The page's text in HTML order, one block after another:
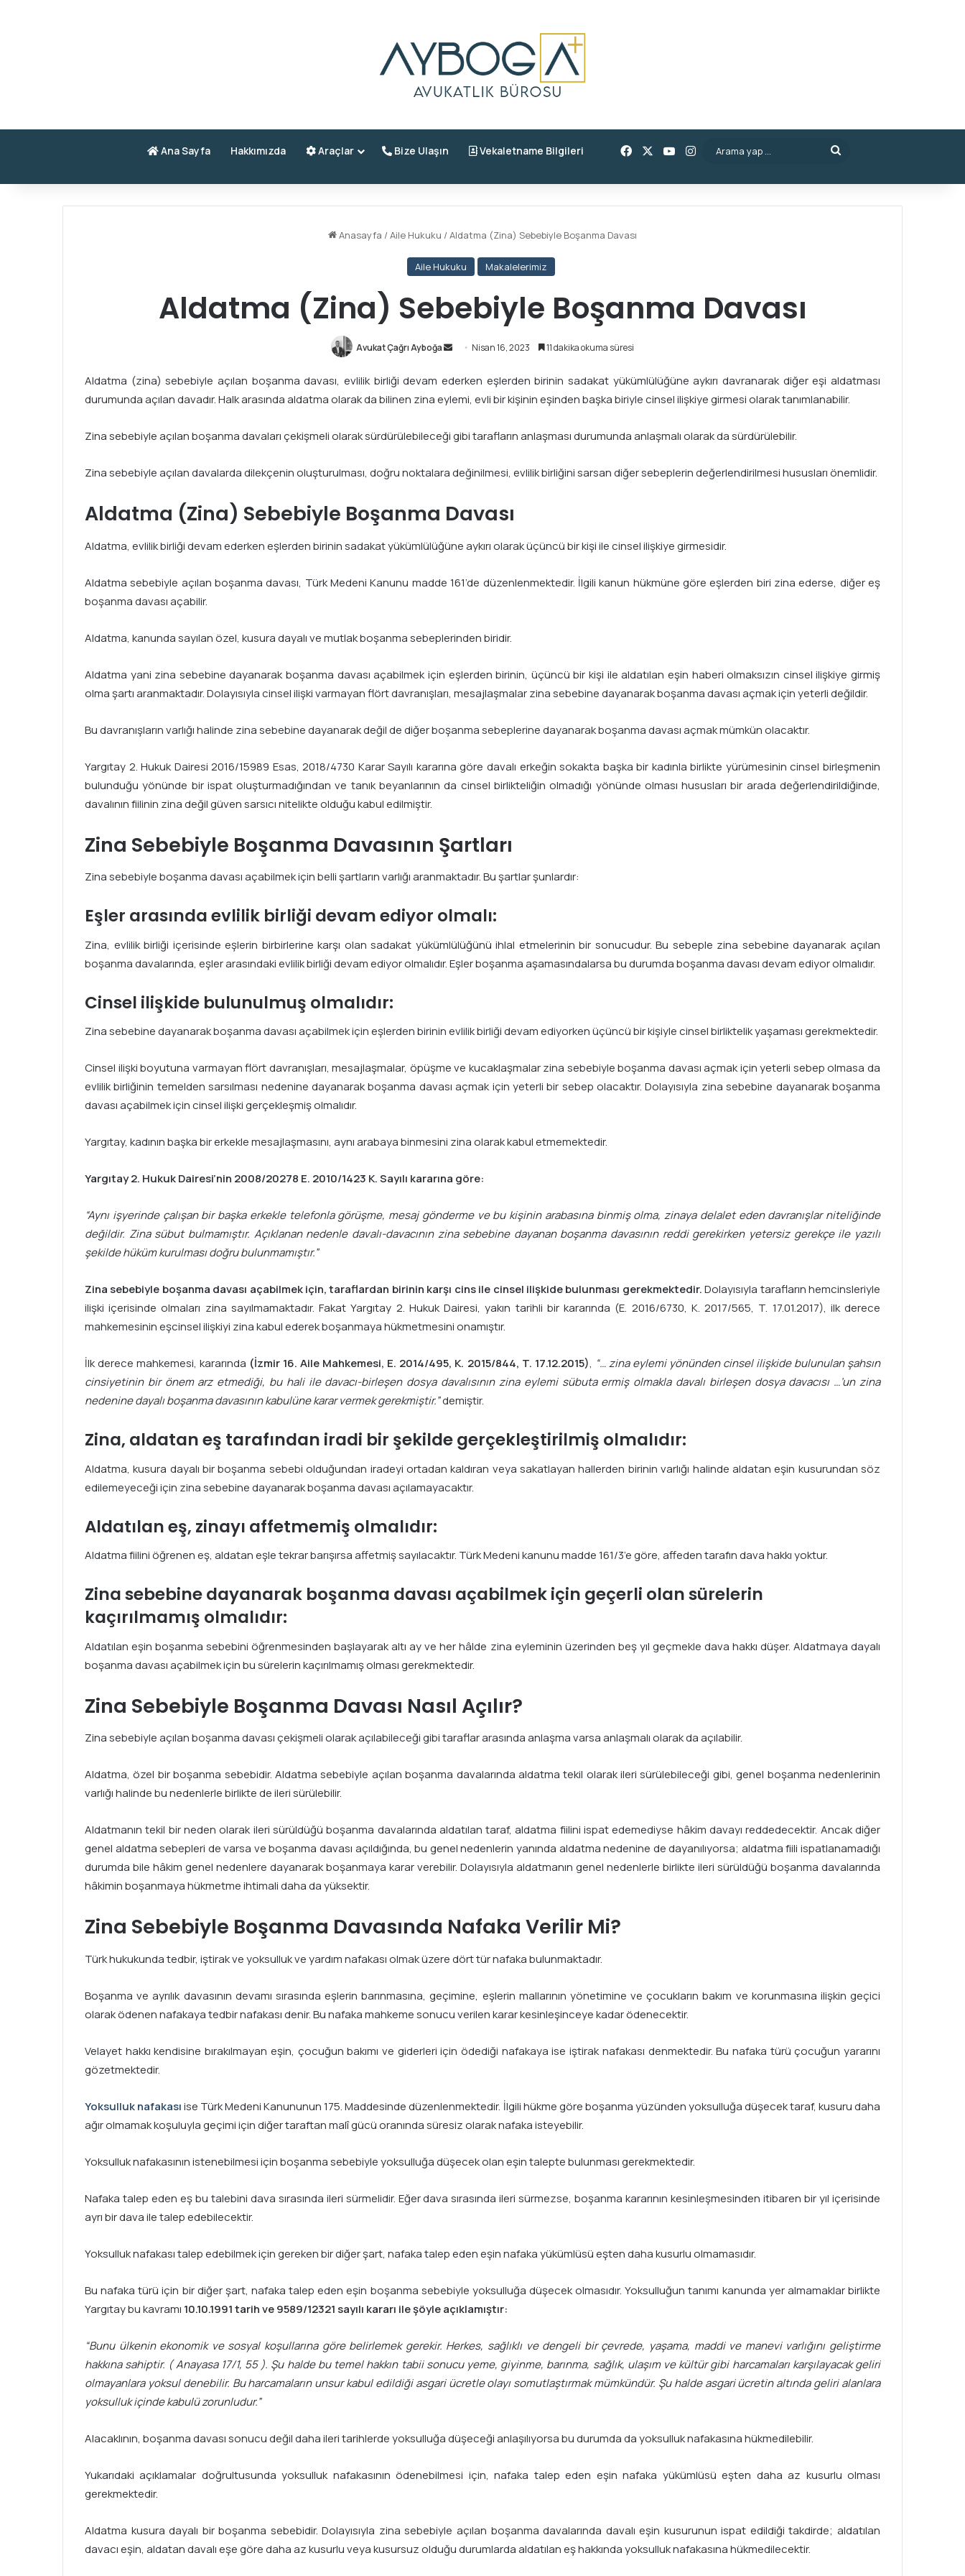
Ana Sayfa Hakkımızda Araçlar Bize Ulaşın Vekaletname Bilgileri FacebookYouTube
Instagram
Arama
...
Anasayfa / Aile Hukuku / Aldatma (Zina) Sebebiyle Boşanma Davası
Aile Hukuku Makalelerimiz
Aldatma (Zina) Sebebiyle Boşanma Davası
Avukat Çağrı Ayboğa
r
e
p
s
g
e
e
Nisan 16, 2023 11 dakika okuma süresi
Aldatma (zina) sebebiyle açılan boşanma davası, evlilik birliği devam ederken eşlerden birinin sadakat yükümlülüğüne aykırı davranarak diğer eşi aldatması
durumunda açılan davadır. Halk arasında aldatma olarak da bilinen zina eylemi, evli bir kişinin eşinden başka biriyle cinsel ilişkiye girmesi olarak tanımlanabilir.
Zina sebebiyle açılan boşanma davaları çekişmeli olarak sürdürülebileceği gibi tarafların anlaşması durumunda anlaşmalı olarak da sürdürülebilir.
Zina sebebiyle açılan davalarda dilekçenin oluşturulması, doğru noktalara değinilmesi, evlilik birliğini sarsan diğer sebeplerin değerlendirilmesi hususları önemlidir.
Aldatma (Zina) Sebebiyle Boşanma Davası
Aldatma, evlilik birliği devam ederken eşlerden birinin sadakat yükümlülüğüne aykırı olarak üçüncü bir kişi ile cinsel ilişkiye girmesidir.
Aldatma sebebiyle açılan boşanma davası, Türk Medeni Kanunu madde 161’de düzenlenmektedir. İlgili kanun hükmüne göre eşlerden biri zina ederse, diğer eş
boşanma davası açabilir.
Aldatma, kanunda sayılan özel, kusura dayalı ve mutlak boşanma sebeplerinden biridir.
Aldatma yani zina sebebine dayanarak boşanma davası açabilmek için eşlerden birinin, üçüncü bir kişi ile aldatılan eşin haberi olmaksızın cinsel ilişkiye girmiş
olma şartı aranmaktadır. Dolayısıyla cinsel ilişki varmayan flört davranışları, mesajlaşmalar zina sebebine dayanarak boşanma davası açmak için yeterli değildir.
Bu davranışların varlığı halinde zina sebebine dayanarak değil de diğer boşanma sebeplerine dayanarak boşanma davası açmak mümkün olacaktır.
Yargıtay 2. Hukuk Dairesi 2016/15989 Esas, 2018/4730 Karar Sayılı kararına göre davalı erkeğin sokakta başka bir kadınla birlikte yürümesinin cinsel birleşmenin
bulunduğu yönünde bir ispat oluşturmadığından ve tanık beyanlarının da cinsel birlikteliğin olmadığı yönünde olması hususları bir arada değerlendirildiğinde,
davalının fiilinin zina değil güven sarsıcı nitelikte olduğu kabul edilmiştir.
Zina Sebebiyle Boşanma Davasının Şartları
Zina sebebiyle boşanma davası açabilmek için belli şartların varlığı aranmaktadır. Bu şartlar şunlardır:
Eşler arasında evlilik birliği devam ediyor olmalı:
Zina, evlilik birliği içerisinde eşlerin birbirlerine karşı olan sadakat yükümlülüğünü ihlal etmelerinin bir sonucudur. Bu sebeple zina sebebine dayanarak açılan
boşanma davalarında, eşler arasındaki evlilik birliği devam ediyor olmalıdır. Eşler boşanma aşamasındalarsa bu durumda boşanma davası devam ediyor olmalıdır.
Cinsel ilişkide bulunulmuş olmalıdır:
Zina sebebine dayanarak boşanma davası açabilmek için eşlerden birinin evlilik birliği devam ediyorken üçüncü bir kişiyle cinsel birliktelik yaşaması gerekmektedir.
Cinsel ilişki boyutuna varmayan flört davranışları, mesajlaşmalar, öpüşme ve kucaklaşmalar zina sebebiyle boşanma davası açmak için yeterli sebep olmasa da
evlilik birliğinin temelden sarsılması nedenine dayanarak boşanma davası açmak için yeterli bir sebep olacaktır. Dolayısıyla zina sebebine dayanarak boşanma
davası açabilmek için cinsel ilişki gerçekleşmiş olmalıdır.
Yargıtay, kadının başka bir erkekle mesajlaşmasını, aynı arabaya binmesini zina olarak kabul etmemektedir.
Yargıtay 2. Hukuk Dairesi’nin 2008/20278 E. 2010/1423 K. Sayılı kararına göre:
“Aynı işyerinde çalışan bir başka erkekle telefonla görüşme, mesaj gönderme ve bu kişinin arabasına binmiş olma, zinaya delalet eden davranışlar niteliğinde
değildir. Zina sübut bulmamıştır. Açıklanan nedenle davalı-davacının zina sebebine dayanan boşanma davasının reddi gerekirken yetersiz gerekçe ile yazılı
şekilde hüküm kurulması doğru bulunmamıştır.”
Zina sebebiyle boşanma davası açabilmek için, taraflardan birinin karşı cins ile cinsel ilişkide bulunması gerekmektedir.Dolayısıyla tarafların hemcinsleriyle
ilişki içerisinde olmaları zina sayılmamaktadır. Fakat Yargıtay 2. Hukuk Dairesi, yakın tarihli bir kararında (E. 2016/6730, K. 2017/565, T. 17.01.2017), ilk derece
mahkemesinin eşcinsel ilişkiyi zina kabul ederek boşanmaya hükmetmesini onamıştır.
İlk derece mahkemesi, kararında (İzmir 16. Aile Mahkemesi, E. 2014/495, K. 2015/844, T. 17.12.2015), “… zina eylemi yönünden cinsel ilişkide bulunulan şahsın
cinsiyetinin bir önem arz etmediği, bu hali ile davacı-birleşen dosya davalısının zina eylemi sübuta ermiş olmakla davalı birleşen dosya davacısı …’un zina
nedenine dayalı boşanma davasının kabulüne karar vermek gerekmiştir.”demiştir.
Zina, aldatan eş tarafından iradi bir şekilde gerçekleştirilmiş olmalıdır:
Aldatma, kusura dayalı bir boşanma sebebi olduğundan iradeyi ortadan kaldıran veya sakatlayan hallerden birinin varlığı halinde aldatan eşin kusurundan söz
edilemeyeceği için zina sebebine dayanarak boşanma davası açılamayacaktır.
Aldatılan eş, zinayı affetmemiş olmalıdır:
Aldatma fiilini öğrenen eş, aldatan eşle tekrar barışırsa affetmiş sayılacaktır. Türk Medeni kanunu madde 161/3’e göre, affeden tarafın dava hakkı yoktur.
Zina sebebine dayanarak boşanma davası açabilmek için geçerli olan sürelerin
kaçırılmamış olmalıdır:
Aldatılan eşin boşanma sebebini öğrenmesinden başlayarak altı ay ve her hâlde zina eyleminin üzerinden beş yıl geçmekle dava hakkı düşer. Aldatmaya dayalı
boşanma davası açabilmek için bu sürelerin kaçırılmamış olması gerekmektedir.
Zina Sebebiyle Boşanma Davası Nasıl Açılır?
Zina sebebiyle açılan boşanma davası çekişmeli olarak açılabileceği gibi taraflar arasında anlaşma varsa anlaşmalı olarak da açılabilir.
Aldatma, özel bir boşanma sebebidir. Aldatma sebebiyle açılan boşanma davalarında aldatma tekil olarak ileri sürülebileceği gibi, genel boşanma nedenlerinin
varlığı halinde bu nedenlerle birlikte de ileri sürülebilir.
Aldatmanın tekil bir neden olarak ileri sürüldüğü boşanma davalarında aldatılan taraf, aldatma fiilini ispat edemediyse hâkim davayı reddedecektir. Ancak diğer
genel aldatma sebepleri de varsa ve boşanma davası açıldığında, bu genel nedenlerin yanında aldatma nedenine de dayanılıyorsa; aldatma fiili ispatlanamadığı
durumda bile hâkim genel nedenlere dayanarak boşanmaya karar verebilir. Dolayısıyla aldatmanın genel nedenlerle birlikte ileri sürüldüğü boşanma davalarında
hâkimin boşanmaya hükmetme ihtimali daha da yüksektir.
Zina Sebebiyle Boşanma Davasında Nafaka Verilir Mi?
Türk hukukunda tedbir, iştirak ve yoksulluk ve yardım nafakası olmak üzere dört tür nafaka bulunmaktadır.
Boşanma ve ayrılık davasının devamı sırasında eşlerin barınmasına, geçimine, eşlerin mallarının yönetimine ve çocukların bakım ve korunmasına ilişkin geçici
olarak ödenen nafakaya tedbir nafakası denir. Bu nafaka mahkeme sonucu verilen karar kesinleşinceye kadar ödenecektir.
Velayet hakkı kendisine bırakılmayan eşin, çocuğun bakımı ve giderleri için ödediği nafakaya ise iştirak nafakası denmektedir. Bu nafaka türü çocuğun yararını
gözetmektedir.
Yoksulluk nafakasıise Türk Medeni Kanununun 175. Maddesinde düzenlenmektedir. İlgili hükme göre boşanma yüzünden yoksulluğa düşecek taraf, kusuru daha
ağır olmamak koşuluyla geçimi için diğer taraftan malî gücü oranında süresiz olarak nafaka isteyebilir.
Yoksulluk nafakasının istenebilmesi için boşanma sebebiyle yoksulluğa düşecek olan eşin talepte bulunması gerekmektedir.
Nafaka talep eden eş bu talebini dava sırasında ileri sürmelidir. Eğer dava sırasında ileri sürmezse, boşanma kararının kesinleşmesinden itibaren bir yıl içerisinde
ayrı bir dava ile talep edebilecektir.
Yoksulluk nafakası talep edebilmek için gereken bir diğer şart, nafaka talep eden eşin nafaka yükümlüsü eşten daha kusurlu olmamasıdır.
Bu nafaka türü için bir diğer şart, nafaka talep eden eşin boşanma sebebiyle yoksulluğa düşecek olmasıdır. Yoksulluğun tanımı kanunda yer almamaklar birlikte
Yargıtay bu kavramı 10.10.1991 tarih ve 9589/12321 sayılı kararı ile şöyle açıklamıştır:
“Bunu ülkenin ekonomik ve sosyal koşullarına göre belirlemek gerekir. Herkes, sağlıklı ve dengeli bir çevrede, yaşama, maddi ve manevi varlığını geliştirme
hakkına sahiptir. ( Anayasa 17/1, 55 ). Şu halde bu temel hakkın tabii sonucu yeme, giyinme, barınma, sağlık, ulaşım ve kültür gibi harcamaları karşılayacak geliri
olmayanlara yoksul denebilir. Bu harcamaların unsur kabul edildiği asgari ücretle olayı somutlaştırmak mümkündür. Şu halde asgari ücretin altında geliri alanlara
yoksulluk içinde kabulü zorunludur.”
Alacaklının, boşanma davası sonucu değil daha ileri tarihlerde yoksulluğa düşeceği anlaşılıyorsa bu durumda da yoksulluk nafakasına hükmedilebilir.
Yukarıdaki açıklamalar doğrultusunda yoksulluk nafakasının ödenebilmesi için, nafaka talep eden eşin nafaka yükümlüsü eşten daha az kusurlu olması
gerekmektedir.
Aldatma kusura dayalı bir boşanma sebebidir. Dolayısıyla zina sebebiyle açılan boşanma davalarında davalı eşin kusurunun ispat edildiği takdirde; aldatılan
davacı eşin, aldatan davalı eşe göre daha az kusurlu veya kusursuz olduğu durumlarda aldatılan eş hakkında yoksulluk nafakasına hükmedilecektir.